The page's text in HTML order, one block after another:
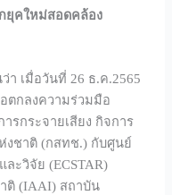
ยุคใหม่สอดคล้อง
า เมื่อวันที่ 26 ธ.ค.2565
ตกลงความร่วมมือ
รกระจายเสียง กิจการ
งชาติ (กสทช.) กับศูนย์
ะวิจัย (ECSTAR)
ติ (IAAI) สถาบัน